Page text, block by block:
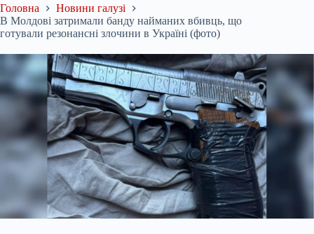
Головна
Новини галузі
В Молдові затримали банду найманих вбивць, що
готували резонансні злочини в Україні (фото)